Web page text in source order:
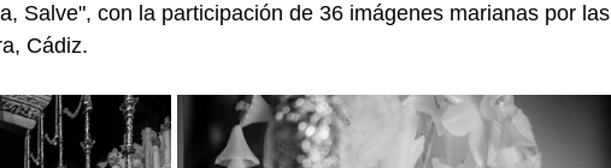
Salve", con la participación de 36 imágenes marianas por las
Cádiz.